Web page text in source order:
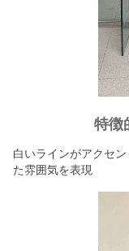
特徴
白いラインがアクセ
た雰囲気を表現